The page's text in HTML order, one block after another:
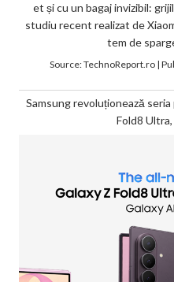
et și cu un bagaj invizibil:
studiu recent realizat de
tem de
Source:TechnoReport.ro|
Samsung revoluționează
Fold8